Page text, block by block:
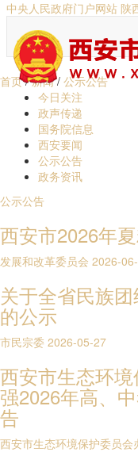
中央人民政府门户网站 陕
首页 / 新闻 / 公示公告
今日关注
政声传递
国务院信息
西安要闻
公示公告
政务资讯
公示公告
西安市2026年
发展和改革委员会 2026-
关于全省民族
的公示
市民宗委 2026-05-27
西安市生态环
强2026年高、
告
西安市生态环境保护委员会